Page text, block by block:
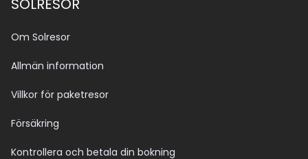
SOLRESOR
Om Solresor
Allmän information
Villkor för paketresor
Försäkring
Kontrollera och betala din bokning